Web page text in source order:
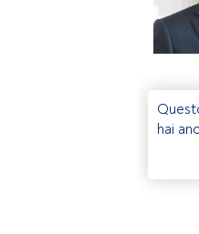
hai